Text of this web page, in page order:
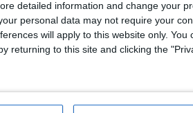
detailed information and change your
personal data may not require your
will apply to this website only.
returning to this site and clicking the
între libertatea de exprimare şi